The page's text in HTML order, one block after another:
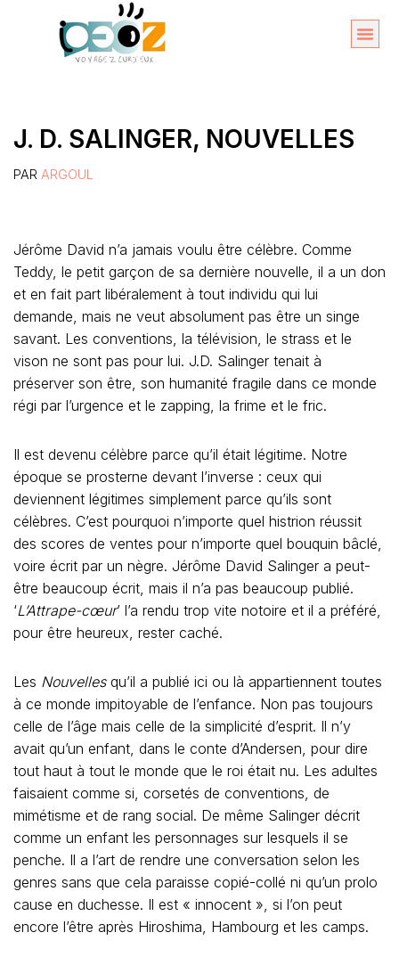
J. D. SALINGER, NOUVELLES
PAR ARGOUL
Jérôme David n’a jamais voulu être célèbre. Comme
Teddy, le petit garçon de sa dernière nouvelle, il a un don
et en fait part libéralement à tout individu qui lui
demande, mais ne veut absolument pas être un singe
savant. Les conventions, la télévision, le strass et le
vison ne sont pas pour lui. J.D. Salinger tenait à
préserver son être, son humanité fragile dans ce monde
régi par l’urgence et le zapping, la frime et le fric.
Il est devenu célèbre parce qu’il était légitime. Notre
époque se prosterne devant l’inverse : ceux qui
deviennent légitimes simplement parce qu’ils sont
célèbres. C’est pourquoi n’importe quel histrion réussit
des scores de ventes pour n’importe quel bouquin bâclé,
voire écrit par un nègre. Jérôme David Salinger a peut-
être beaucoup écrit, mais il n’a pas beaucoup publié.
‘L’Attrape-cœur’ l’a rendu trop vite notoire et il a préféré,
pour être heureux, rester caché.
Les Nouvellesqu’il a publié ici ou là appartiennent toutes
à ce monde impitoyable de l’enfance. Non pas toujours
celle de l’âge mais celle de la simplicité d’esprit. Il n’y
avait qu’un enfant, dans le conte d’Andersen, pour dire
tout haut à tout le monde que le roi était nu. Les adultes
faisaient comme si, corsetés de conventions, de
mimétisme et de rang social. De même Salinger décrit
comme un enfant les personnages sur lesquels il se
penche. Il a l’art de rendre une conversation selon les
genres sans que cela paraisse copié-collé ni qu’un prolo
cause en duchesse. Il est « innocent », si l’on peut
encore l’être après Hiroshima, Hambourg et les camps.